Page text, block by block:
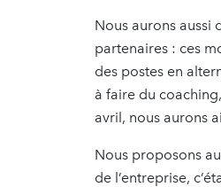
Nous aurons aussi
partenaires : ces
des postes en
à faire du
avril, nous aurons
Nous proposons
de l’entreprise,